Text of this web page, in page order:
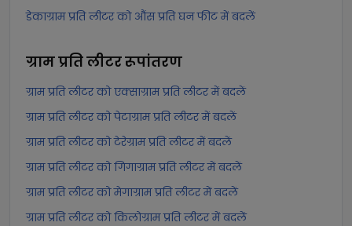
डेकाग्राम प्रति लीटर को औंस प्रति घन फीट में बदलें
ग्राम प्रति लीटररूपांतरण
ग्राम प्रति लीटर को एक्साग्राम प्रति लीटर में बदलें
ग्राम प्रति लीटर को पेटाग्राम प्रति लीटर में बदलें
ग्राम प्रति लीटर को टेरेग्राम प्रति लीटर में बदलें
ग्राम प्रति लीटर को गिगाग्राम प्रति लीटर में बदलें
ग्राम प्रति लीटर को मेगाग्राम प्रति लीटर में बदलें
ग्राम प्रति लीटर को किलोग्राम प्रति लीटर में बदलें